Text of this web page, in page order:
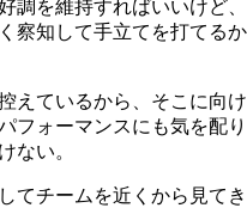
調を維持すればいいけど、
察知して手立てを打てるか
えているから、そこに向け
フォーマンスにも気を配り
ない。
てチームを近くから見てき